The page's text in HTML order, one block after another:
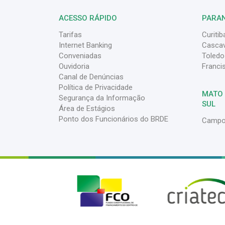
ACESSO RÁPIDO
Tarifas
Internet Banking
Conveniadas
Ouvidoria
Canal de Denúncias
Política de Privacidade
Segurança da Informação
Área de Estágios
Ponto dos Funcionários do BRDE
Toledo
MATO
SUL